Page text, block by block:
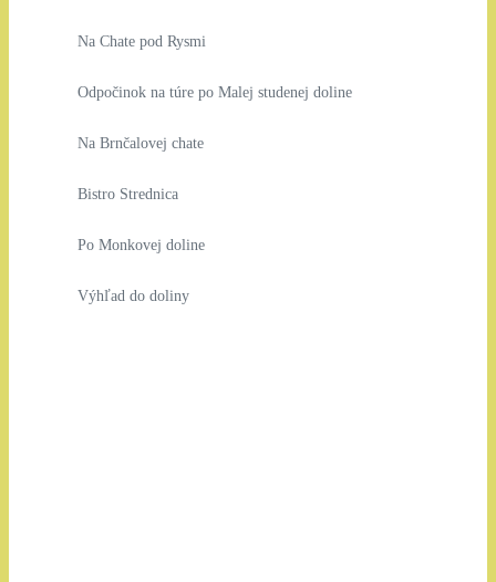
Na Chate pod Rysmi
Odpočinok na túre po Malej studenej doline
Na Brnčalovej chate
Bistro Strednica
Po Monkovej doline
Výhľad do doliny